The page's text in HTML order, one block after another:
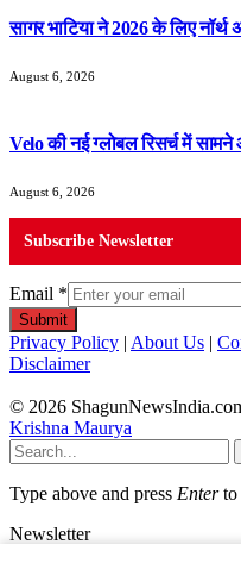
सागर भाटिया ने 2026 के लिए नॉर्थ
August 6, 2026
Velo की नई ग्लोबल रिसर्च में
August 6, 2026
Subscribe Newsletter
Email *
Submit
Privacy Policy | About Us |
Disclaimer
© 2026
Krishna Maurya
Type above and press Enterto
Newsletter